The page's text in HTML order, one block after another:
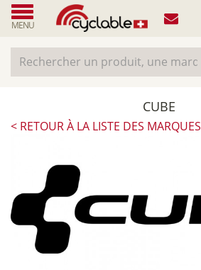
MENU
CUBE
< RETOUR À LA LISTE DES MARQUES